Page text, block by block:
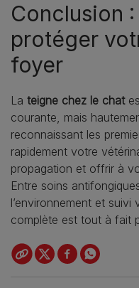
Conclusion
protéger
foyer
La teigne chez le chat
courante, mais
reconnaissant les
rapidement votre
propagation et offrir à
Entre soins
l’environnement et suivi
complète est tout à fait